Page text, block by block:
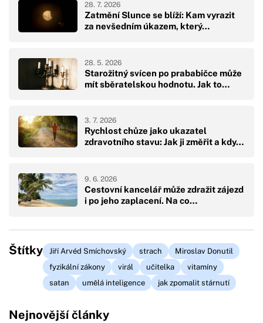
Zatmění Slunce se blíží: Kam vyrazit
za nevšedním úkazem, který…
28. 7. 2026
Starožitný svícen po prababičce může
mít sběratelskou hodnotu. Jak to…
28. 5. 2026
Rychlost chůze jako ukazatel
zdravotního stavu: Jak ji změřit a kdy…
3. 7. 2026
Cestovní kancelář může zdražit zájezd
i po jeho zaplacení. Na co…
9. 6. 2026
Štítky Jiří Arvéd Smíchovský strach
Miroslav Donutil
fyzikální zákony
virál učitelka
vitamíny
satan
umělá inteligence jak zpomalit stárnutí
Nejnovější články